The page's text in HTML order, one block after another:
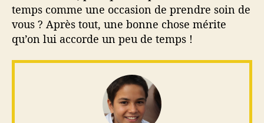
temps comme une occasion de prendre soin de
vous ? Après tout, une bonne chose mérite
qu’on lui accorde un peu de temps !